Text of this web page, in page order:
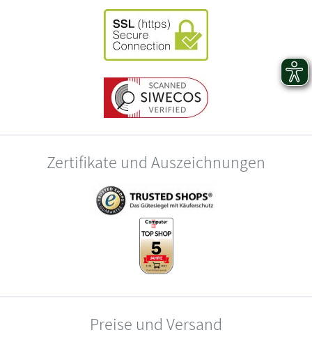
Zertifikate und Auszeichnungen
Preise und Versand